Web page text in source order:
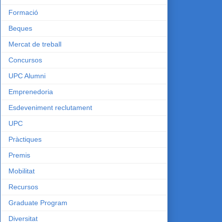
Formació
Beques
Mercat de treball
Concursos
UPC Alumni
Emprenedoria
Esdeveniment reclutament
UPC
Pràctiques
Premis
Mobilitat
Recursos
Graduate Program
Diversitat